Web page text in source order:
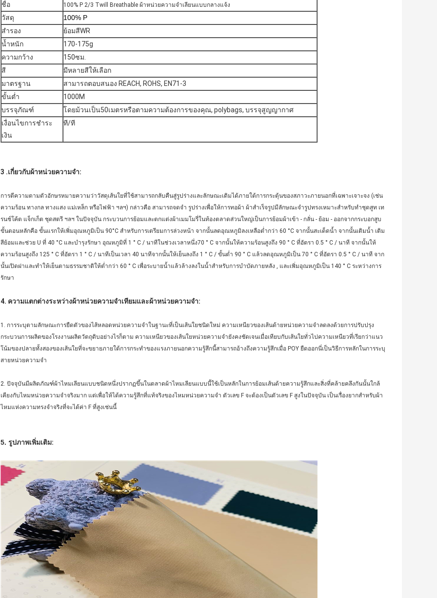
ชื่อ 100% P 2/3 Twill Breathable ผ้าหน่วยความจำเลียนแบบกลางแจ้ง
วัสดุ
100% P
สำรอง
ย้อมสีWR
น้ำหนัก
170-175g
ความกว้าง
150ซม.
สี
มีหลายสีให้เลือก
มาตรฐาน
สามารถตอบสนอง REACH, ROHS, EN71-3
ขั้นต่ำ
1000M
บรรจุภัณฑ์
โดยม้วนเป็น50เมตรหรือตามความต้องการของคุณ, polybags, บรรจุสูญญากาศ
เงื่อนไขการชำระ
เงิน
ที/ที
3 .เกี่ยวกับผ้าหน่วยความจำ:
การตีความตามตัวอักษรหมายความว่าวัสดุเส้นใยที่ใช้สามารถกลับคืนสู่รูปร่างและลักษณะเดิมได้ภายใต้การกระตุ้นของสภาวะภายนอกที่เฉพาะเจาะจง (เช่น
ความร้อน ทางกล ทางแสง แม่เหล็ก หรือไฟฟ้า ฯลฯ) กล่าวคือ สามารถจดจำ รูปร่างเพื่อให้การทอผ้า ผ้าสำเร็จรูปมีลักษณะจำรูปทรงเหมาะสำหรับทำชุดสูท เท
รนช์โค้ต แจ็กเก็ต ชุดสตรี ฯลฯ ในปัจจุบัน กระบวนการย้อมและตกแต่งผ้าเมมโมรี่ในท้องตลาดส่วนใหญ่เป็นการย้อมผ้าเข้า - กลั่น - ย้อม - ออกจากกระบอกสูบ
ขั้นตอนหลักคือ ขั้นแรกให้เพิ่มอุณหภูมิเป็น 90°C สำหรับการเตรียมการล่วงหน้า จากนั้นลดอุณหภูมิลงเหลือต่ำกว่า 60 °C จากนั้นสะเด็ดน้ำ จากนั้นเติมน้ำ เติม
สีย้อมและช่วย U ที่ 40 °C และบำรุงรักษา อุณหภูมิที่ 1 ° C / นาทีในช่วงเวลาหนึ่ง70 ° C จากนั้นให้ความร้อนสูงถึง 90 ° C ที่อัตรา 0.5 ° C / นาที จากนั้นให้
ความร้อนสูงถึง 125 ° C ที่อัตรา 1 ° C / นาทีเป็นเวลา 40 นาทีจากนั้นให้เย็นลงถึง 1 ° C / ขั้นต่ำ 90 ° C แล้วลดอุณหภูมิเป็น 70 ° C ที่อัตรา 0.5 ° C / นาที จาก
นั้นเปิดฝาและทำให้เย็นตามธรรมชาติให้ต่ำกว่า 60 ° C เพื่อระบายน้ำแล้วล้างลงในน้ำสำหรับการบำบัดภายหลัง , และเพิ่มอุณหภูมิเป็น 140 ° C ระหว่างการ
รักษา
4. ความแตกต่างระหว่างผ้าหน่วยความจำเทียมและผ้าหน่วยความจำ:
1. การระบุตามลักษณะการยืดตัวของไส้หลอดหน่วยความจำในฐานะที่เป็นเส้นใยชนิดใหม่ ความเหนียวของเส้นด้ายหน่วยความจำลดลงด้วยการปรับปรุง
กระบวนการผลิตของโรงงานผลิตวัตถุดิบอย่างไรก็ตาม ความเหนียวของเส้นใยหน่วยความจำยังคงชัดเจนเมื่อเทียบกับเส้นใยทั่วไปความเหนียวที่เรียกว่าแนว
โน้มของปลายทั้งสองของเส้นใยที่จะขยายภายใต้การกระทำของแรงภายนอกความรู้สึกนี้สามารถอ้างถึงความรู้สึกเมื่อ POY ยืดออกนี่เป็นวิธีการหลักในการระบุ
สายหน่วยความจำ
2. ปัจจุบันมีผลิตภัณฑ์ผ้าไหมเลียนแบบชนิดหนึ่งปรากฏขึ้นในตลาดผ้าไหมเลียนแบบนี้ใช้เป็นหลักในการย้อมเส้นด้ายความรู้สึกและสิ่งที่คล้ายคลึงกันนั้นใกล้
เคียงกับไหมหน่วยความจำจริงมาก แต่เพื่อให้ได้ความรู้สึกที่แท้จริงของไหมหน่วยความจำ ตัวเลข F จะต้องเป็นตัวเลข F สูงในปัจจุบัน เป็นเรื่องยากสำหรับผ้า
ไหมแห่งความทรงจำจริงที่จะได้ค่า F ที่สูงเช่นนี้
5. รูปภาพเพิ่มเติม: